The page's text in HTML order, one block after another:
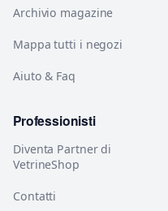
Archivio magazine
Mappa tutti i negozi
Aiuto & Faq
Professionisti
Diventa Partner di
VetrineShop
Contatti